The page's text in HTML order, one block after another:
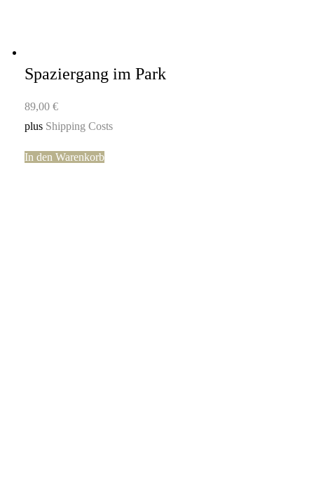
Spaziergang im Park
89,00 €
plus Shipping Costs
In den Warenkorb